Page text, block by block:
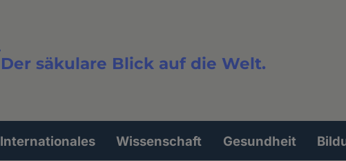
Der säkulare Blick auf die Welt.
Volltextsuche
Internationales Wissenschaft Gesundheit